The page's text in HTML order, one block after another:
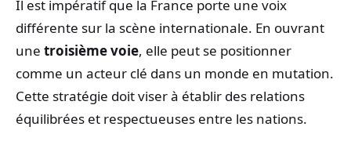
Il est impératif que la France porte une voix
différente sur la scène internationale. En ouvrant
une troisième voie, elle peut se positionner
comme un acteur clé dans un monde en mutation.
Cette stratégie doit viser à établir des relations
équilibrées et respectueuses entre les nations.